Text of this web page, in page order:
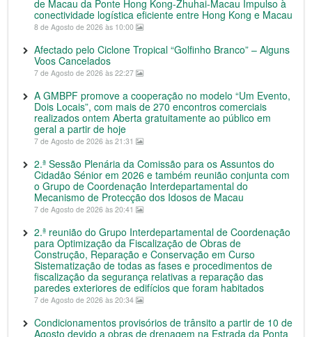
de Macau da Ponte Hong Kong-Zhuhai-Macau Impulso à
conectividade logística eficiente entre Hong Kong e Macau
8 de Agosto de 2026 às 10:00
Afectado pelo Ciclone Tropical “Golfinho Branco” – Alguns
Voos Cancelados
7 de Agosto de 2026 às 22:27
A GMBPF promove a cooperação no modelo “Um Evento,
Dois Locais”, com mais de 270 encontros comerciais
realizados ontem Aberta gratuitamente ao público em
geral a partir de hoje
7 de Agosto de 2026 às 21:31
2.ª Sessão Plenária da Comissão para os Assuntos do
Cidadão Sénior em 2026 e também reunião conjunta com
o Grupo de Coordenação Interdepartamental do
Mecanismo de Protecção dos Idosos de Macau
7 de Agosto de 2026 às 20:41
2.ª reunião do Grupo Interdepartamental de Coordenação
para Optimização da Fiscalização de Obras de
Construção, Reparação e Conservação em Curso
Sistematização de todas as fases e procedimentos de
fiscalização da segurança relativas a reparação das
paredes exteriores de edifícios que foram habitados
7 de Agosto de 2026 às 20:34
Condicionamentos provisórios de trânsito a partir de 10 de
Agosto devido a obras de drenagem na Estrada da Ponta